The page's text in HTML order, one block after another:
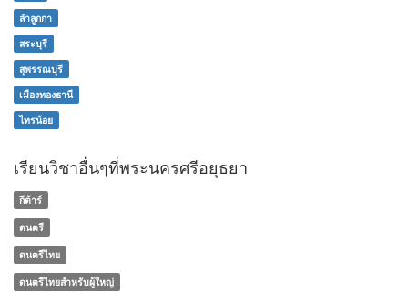
ลำลูกกา
สระบุรี
สุพรรณบุรี
เมืองทองธานี
ไทรน้อย
เรียนวิชาอื่นๆที่พระนครศรีอยุธยา
กีต้าร์
ดนตรี
ดนตรีไทย
ดนตรีไทยสำหรับผู้ใหญ่